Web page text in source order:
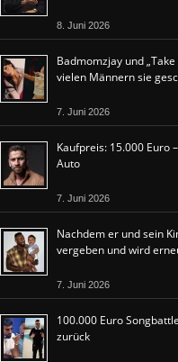
8. Juni 2026
Badmomzjay und
vielen Männern sie
7. Juni 2026
Kaufpreis: 15.000 Euro
Auto
7. Juni 2026
Nachdem er und sein
vergeben und wird
7. Juni 2026
100.000 Euro
zurück